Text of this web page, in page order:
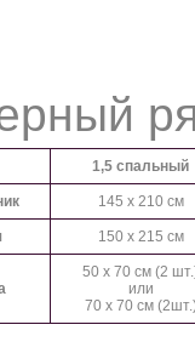
1,5 спальный
145 x 210 см
150 x 215 см
50 x 70 см (2
или
70 x 70 см